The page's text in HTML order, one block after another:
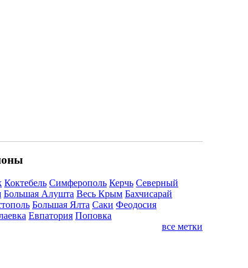
Коктебель Симферополь Керчь Северный
Большая Алушта Весь Крым Бахчисарай
Большая Ялта Саки Феодосия
Евпатория Поповка
все метки